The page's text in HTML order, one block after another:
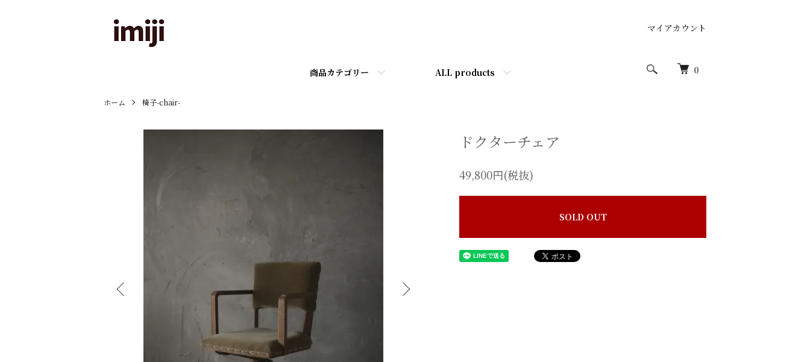
0
商品カテゴリー ALL products
マイアカウント
ホーム 椅子-chair-
ドクターチェア
49,800円(税抜)
SOLD OUT